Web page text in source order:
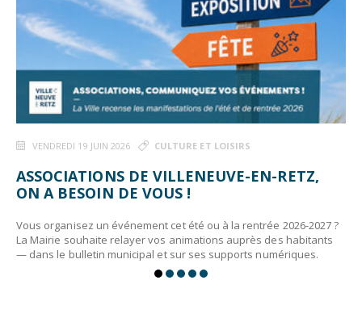
VENDREDI 19 JUIN 2026 CULTURE ET LOISIRS
ASSOCIATIONS DE VILLENEUVE-EN-RETZ,
ON A BESOIN DE VOUS !
Vous organisez un événement cet été ou à la rentrée 2026-2027 ?
La Mairie souhaite relayer vos animations auprès des habitants
— dans le bulletin municipal et sur ses supports numériques.